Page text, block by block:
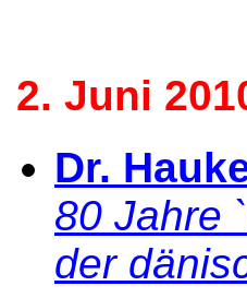
2. Juni
Dr.
80 Jahre
der